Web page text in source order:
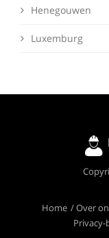
Deze website
ervoor te zorgen
Henegouwen
Luxemburg
Home Over
Privacy-